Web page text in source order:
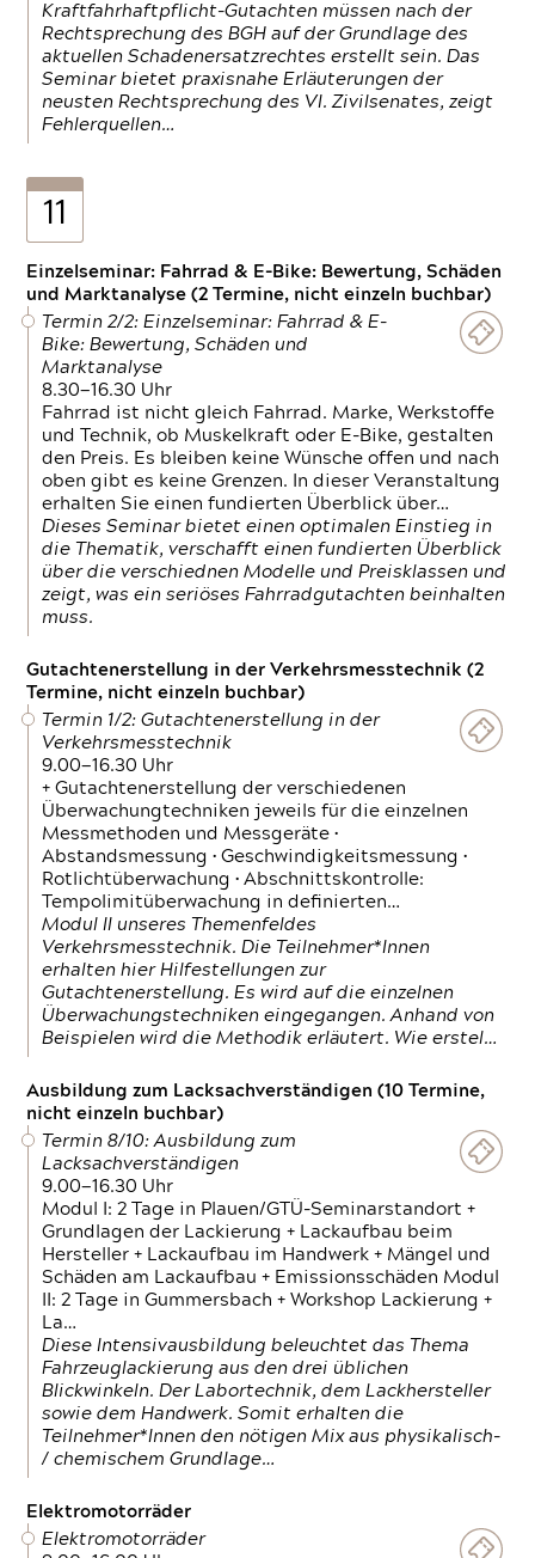
Kraftfahrhaftpflicht-Gutachten müssen nach der
Rechtsprechung des BGH auf der Grundlage des
aktuellen Schadenersatzrechtes erstellt sein. Das
Seminar bietet praxisnahe Erläuterungen der
neusten Rechtsprechung des VI. Zivilsenates, zeigt
Fehlerquellen…
11
Einzelseminar: Fahrrad & E-Bike: Bewertung, Schäden
und Marktanalyse (2 Termine, nicht einzeln buchbar)
Termin 2/2: Einzelseminar: Fahrrad & E-
Bike: Bewertung, Schäden und
Marktanalyse
8.30—16.30 Uhr
Fahrrad ist nicht gleich Fahrrad. Marke, Werkstoffe
und Technik, ob Muskelkraft oder E-Bike, gestalten
den Preis. Es bleiben keine Wünsche offen und nach
oben gibt es keine Grenzen. In dieser Veranstaltung
erhalten Sie einen fundierten Überblick über…
Dieses Seminar bietet einen optimalen Einstieg in
die Thematik, verschafft einen fundierten Überblick
über die verschiednen Modelle und Preisklassen und
zeigt, was ein seriöses Fahrradgutachten beinhalten
muss.
Gutachtenerstellung in der Verkehrsmesstechnik (2
Termine, nicht einzeln buchbar)
Termin 1/2: Gutachtenerstellung in der
Verkehrsmesstechnik
9.00—16.30 Uhr
+ Gutachtenerstellung der verschiedenen
Überwachungtechniken jeweils für die einzelnen
Messmethoden und Messgeräte •
Abstandsmessung • Geschwindigkeitsmessung •
Rotlichtüberwachung • Abschnittskontrolle:
Tempolimitüberwachung in definierten…
Modul II unseres Themenfeldes
Verkehrsmesstechnik. Die Teilnehmer*Innen
erhalten hier Hilfestellungen zur
Gutachtenerstellung. Es wird auf die einzelnen
Überwachungstechniken eingegangen. Anhand von
Beispielen wird die Methodik erläutert. Wie erstel…
Ausbildung zum Lacksachverständigen (10 Termine,
nicht einzeln buchbar)
Termin 8/10: Ausbildung zum
Lacksachverständigen
9.00—16.30 Uhr
Modul I: 2 Tage in Plauen/GTÜ-Seminarstandort +
Grundlagen der Lackierung + Lackaufbau beim
Hersteller + Lackaufbau im Handwerk + Mängel und
Schäden am Lackaufbau + Emissionsschäden Modul
II: 2 Tage in Gummersbach + Workshop Lackierung +
La…
Diese Intensivausbildung beleuchtet das Thema
Fahrzeuglackierung aus den drei üblichen
Blickwinkeln. Der Labortechnik, dem Lackhersteller
sowie dem Handwerk. Somit erhalten die
Teilnehmer*Innen den nötigen Mix aus physikalisch-
/ chemischem Grundlage…
Elektromotorräder
Elektromotorräder